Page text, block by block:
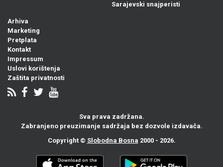
Sarajevski snajperisti
Arhiva
Marketing
Pretplata
Kontakt
Impressum
Uslovi korištenja
Zaštita privatnosti
Sva prava zadržana.
Zabranjeno preuzimanje sadržaja bez dozvole izdavača.
Copyright © Slobodna Bosna 2000 - 2026.